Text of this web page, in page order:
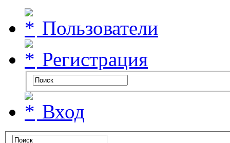
Пользователи
Регистрация
Вход